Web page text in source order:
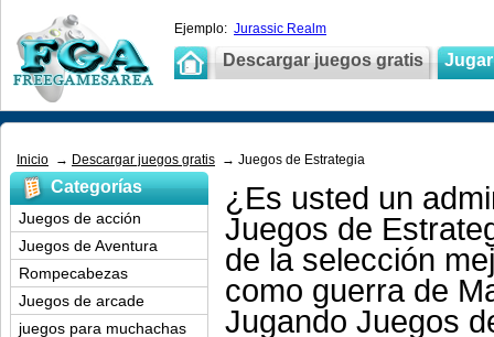
Ejemplo: Jurassic Realm
Descargar juegos gratis
Inicio → Descargar juegos gratis → Juegos de Estrategia
¿Es usted un
Juegos de
de la selección
como guerra de
Jugando Juegos
Categorías
Juegos de acción
Juegos de Aventura
Rompecabezas
Juegos de arcade
juegos para muchachas